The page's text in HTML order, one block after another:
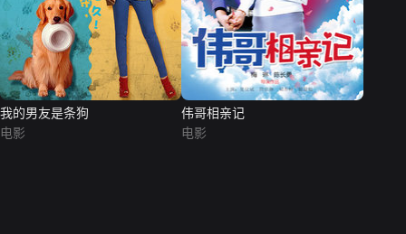
我的男友是条狗
电影
伟哥相亲记
电影